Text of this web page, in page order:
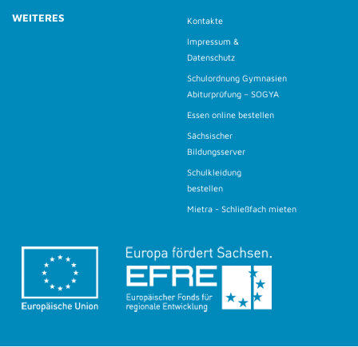
WEITERES
Kontakte
Impressum &
Datenschutz
Schulordnung Gymnasien
Abiturprüfung – SOGYA
Essen online bestellen
Sächsischer
Bildungsserver
Schulkleidung
bestellen
Mietra - Schließfach mieten